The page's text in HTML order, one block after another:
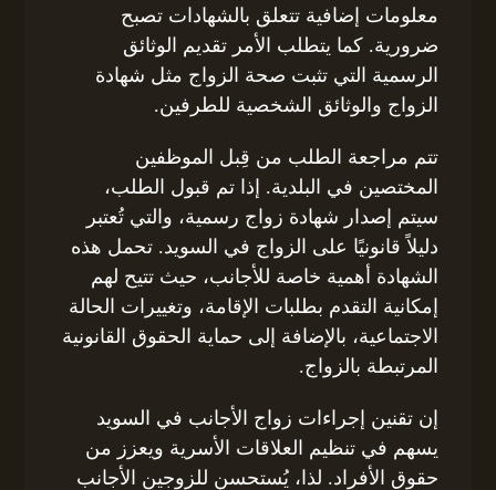
معلومات إضافية تتعلق بالشهادات تصبح
ضرورية. كما يتطلب الأمر تقديم الوثائق
الرسمية التي تثبت صحة الزواج مثل شهادة
الزواج والوثائق الشخصية للطرفين.
تتم مراجعة الطلب من قِبل الموظفين
المختصين في البلدية. إذا تم قبول الطلب،
سيتم إصدار شهادة زواج رسمية، والتي تُعتبر
دليلاً قانونيًا على الزواج في السويد. تحمل هذه
الشهادة أهمية خاصة للأجانب، حيث تتيح لهم
إمكانية التقدم بطلبات الإقامة، وتغييرات الحالة
الاجتماعية، بالإضافة إلى حماية الحقوق القانونية
المرتبطة بالزواج.
إن تقنين إجراءات زواج الأجانب في السويد
يسهم في تنظيم العلاقات الأسرية ويعزز من
حقوق الأفراد. لذا، يُستحسن للزوجين الأجانب